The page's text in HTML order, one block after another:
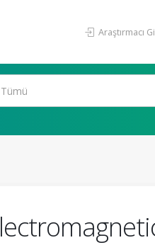
Araştırmacı